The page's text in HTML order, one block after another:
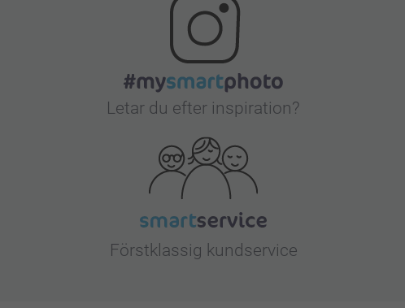
Letar du efter inspiration?
Förstklassig kundservice